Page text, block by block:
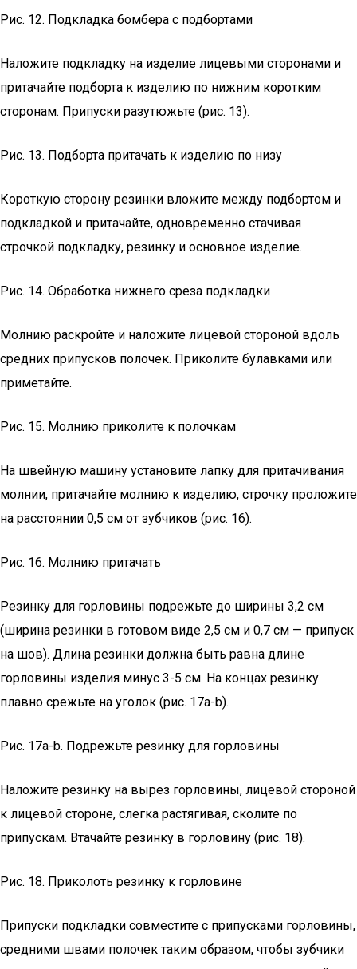
Рис. 12. Подкладка бомбера с подбортами
Наложите подкладку на изделие лицевыми сторонами и
притачайте подборта к изделию по нижним коротким
сторонам. Припуски разутюжьте (рис. 13).
Рис. 13. Подборта притачать к изделию по низу
Короткую сторону резинки вложите между подбортом и
подкладкой и притачайте, одновременно стачивая
строчкой подкладку, резинку и основное изделие.
Рис. 14. Обработка нижнего среза подкладки
Молнию раскройте и наложите лицевой стороной вдоль
средних припусков полочек. Приколите булавками или
приметайте.
Рис. 15. Молнию приколите к полочкам
На швейную машину установите лапку для притачивания
молнии, притачайте молнию к изделию, строчку проложите
на расстоянии 0,5 см от зубчиков (рис. 16).
Рис. 16. Молнию притачать
Резинку для горловины подрежьте до ширины 3,2 см
(ширина резинки в готовом виде 2,5 см и 0,7 см — припуск
на шов). Длина резинки должна быть равна длине
горловины изделия минус 3-5 см. На концах резинку
плавно срежьте на уголок (рис. 17a-b).
Рис. 17а-b. Подрежьте резинку для горловины
Наложите резинку на вырез горловины, лицевой стороной
к лицевой стороне, слегка растягивая, сколите по
припускам. Втачайте резинку в горловину (рис. 18).
Рис. 18. Приколоть резинку к горловине
Припуски подкладки совместите с припусками горловины,
средними швами полочек таким образом, чтобы зубчики